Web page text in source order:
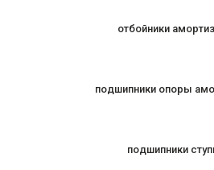
отбойники
подшипники опоры
подшипники